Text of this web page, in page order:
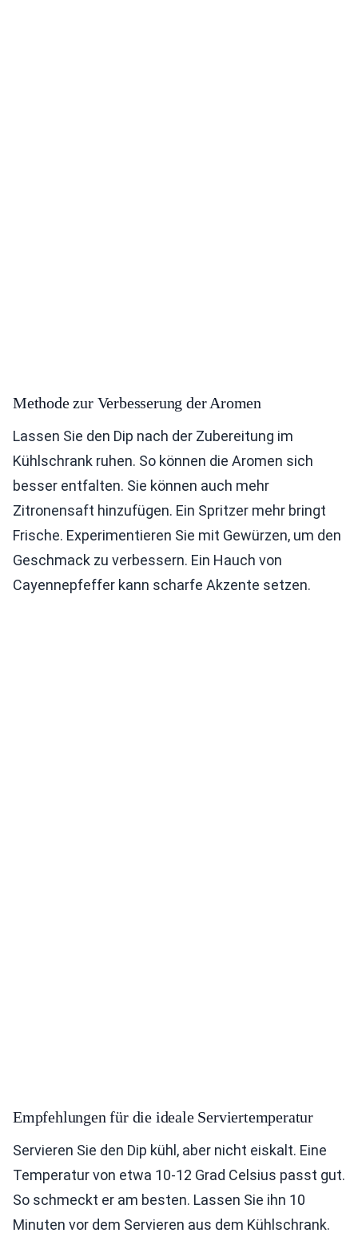
Methode zur Verbesserung der Aromen
Lassen Sie den Dip nach der Zubereitung im
Kühlschrank ruhen. So können die Aromen sich
besser entfalten. Sie können auch mehr
Zitronensaft hinzufügen. Ein Spritzer mehr bringt
Frische. Experimentieren Sie mit Gewürzen, um den
Geschmack zu verbessern. Ein Hauch von
Cayennepfeffer kann scharfe Akzente setzen.
Empfehlungen für die ideale Serviertemperatur
Servieren Sie den Dip kühl, aber nicht eiskalt. Eine
Temperatur von etwa 10-12 Grad Celsius passt gut.
So schmeckt er am besten. Lassen Sie ihn 10
Minuten vor dem Servieren aus dem Kühlschrank.